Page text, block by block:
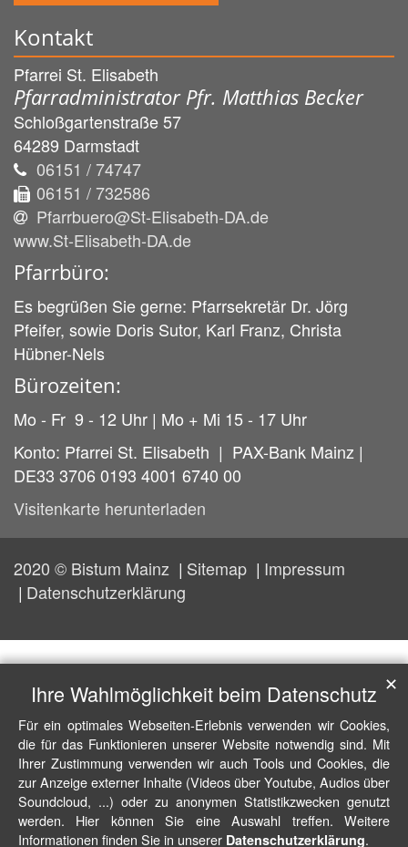
Kontakt
Pfarrei St. Elisabeth
Pfarradministrator Pfr. Matthias Becker
Schloßgartenstraße 57
64289 Darmstadt
06151 / 74747
06151 / 732586
Pfarrbuero@St-Elisabeth-DA.de
www.St-Elisabeth-DA.de
Pfarrbüro:
Es begrüßen Sie gerne: Pfarrsekretär Dr. Jörg
Pfeifer, sowie Doris Sutor, Karl Franz, Christa
Hübner-Nels
Bürozeiten:
Mo - Fr 9 - 12 Uhr | Mo + Mi 15 - 17 Uhr
Konto: Pfarrei St. Elisabeth | PAX-Bank Mainz |
DE33 3706 0193 4001 6740 00
Visitenkarte herunterladen
2020 © Bistum Mainz Sitemap
Impressum
Datenschutzerklärung
Ihre Wahlmöglichkeit beim Datenschutz
Für ein optimales Webseiten-Erlebnis verwenden wir Cookies,
die für das Funktionieren unserer Website notwendig sind. Mit
Ihrer Zustimmung verwenden wir auch Tools und Cookies, die
zur Anzeige externer Inhalte (Videos über Youtube, Audios über
Soundcloud, ...) oder zu anonymen Statistikzwecken genutzt
werden. Hier können Sie eine Auswahl treffen. Weitere
Informationen finden Sie in unserer Datenschutzerklärung.
✕